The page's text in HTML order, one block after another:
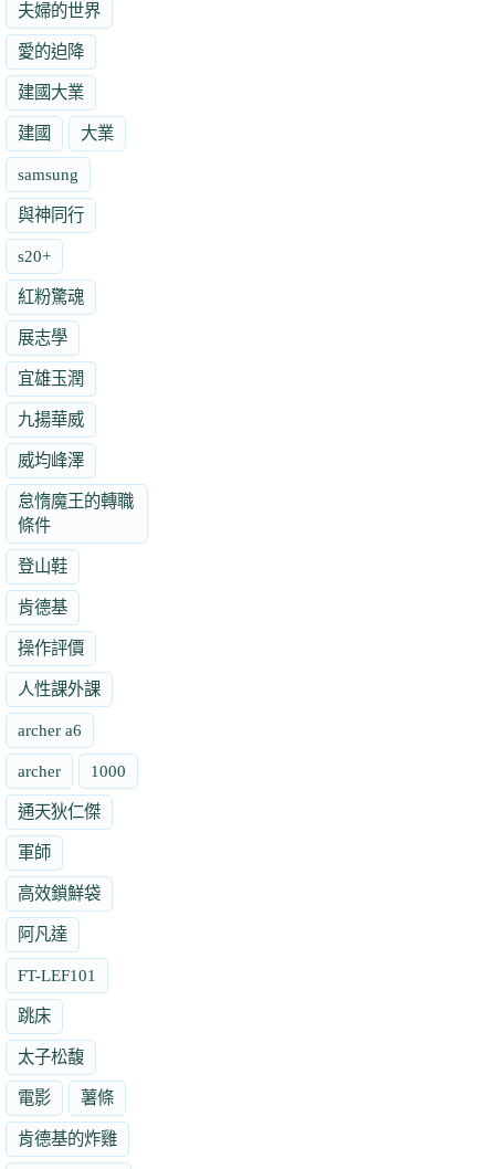
夫婦的世界
愛的迫降
建國大業
建國 大業
samsung
與神同行
s20+
紅粉驚魂
展志學
宜雄玉潤
九揚華威
威均峰澤
怠惰魔王的轉職
條件
登山鞋
肯德基
操作評價
人性課外課
archer a6
archer 1000
通天狄仁傑
軍師
高效鎖鮮袋
阿凡達
FT-LEF101
跳床
太子松馥
電影 薯條
肯德基的炸雞